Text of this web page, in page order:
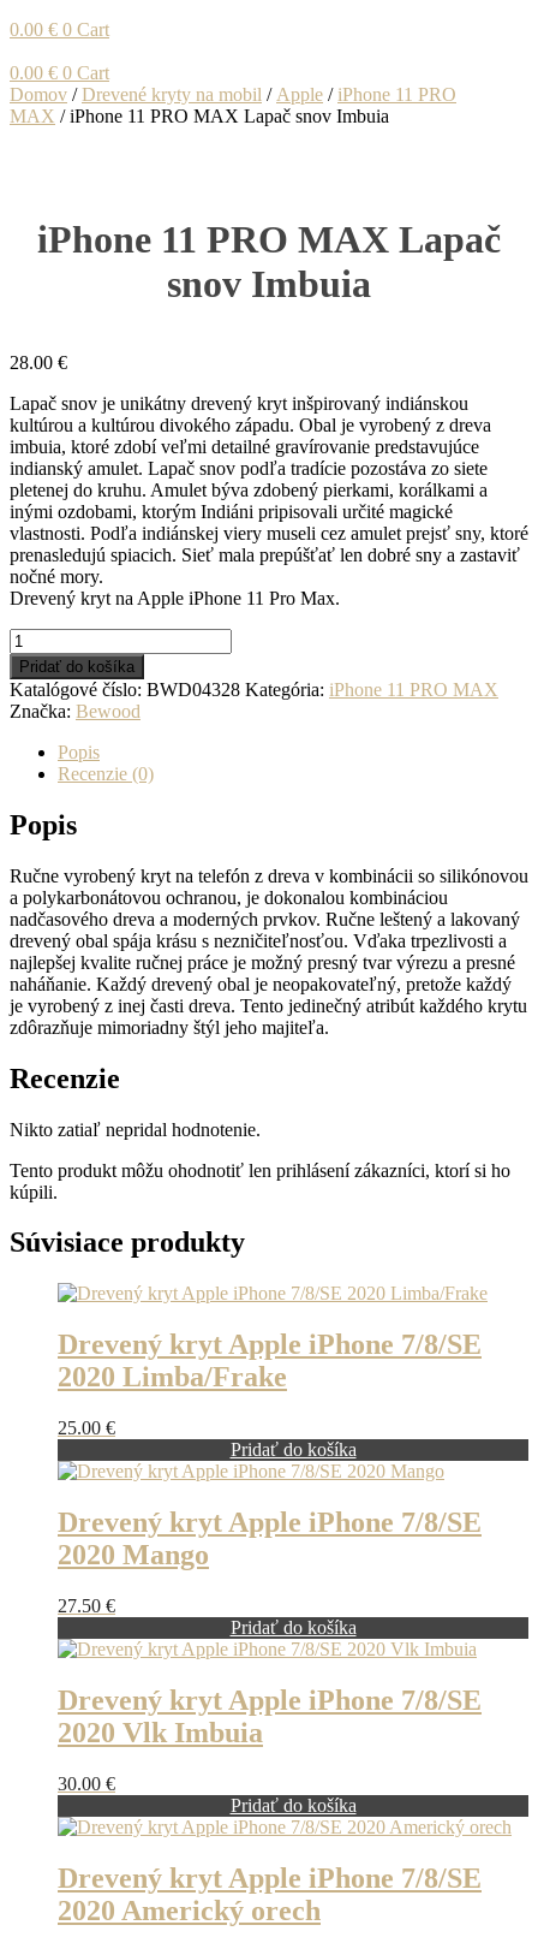
0.00 € 0 Cart
0.00 € 0 Cart
Domov /Drevené kryty na mobil / Apple / iPhone 11 PRO
MAX / iPhone 11 PRO MAX Lapač snov Imbuia
iPhone 11 PRO MAX Lapač
snov Imbuia
28.00 €
Lapač snov je unikátny drevený kryt inšpirovaný indiánskou
kultúrou a kultúrou divokého západu. Obal je vyrobený z dreva
imbuia, ktoré zdobí veľmi detailné gravírovanie predstavujúce
indianský amulet. Lapač snov podľa tradície pozostáva zo siete
pletenej do kruhu. Amulet býva zdobený pierkami, korálkami a
inými ozdobami, ktorým Indiáni pripisovali určité magické
vlastnosti. Podľa indiánskej viery museli cez amulet prejsť sny, ktoré
prenasledujú spiacich. Sieť mala prepúšťať len dobré sny a zastaviť
nočné mory.
Drevený kryt na Apple iPhone 11 Pro Max.
množstvo
iPhone
11
PRO
MAX
Lapač
snov
Imbuia
Pridať do košíka
Katalógové číslo: BWD04328 Kategória: iPhone 11 PRO MAX
Značka: Bewood
Popis
Recenzie (0)
Popis
Ručne vyrobený kryt na telefón z dreva v kombinácii so silikónovou
a polykarbonátovou ochranou, je dokonalou kombináciou
nadčasového dreva a moderných prvkov. Ručne leštený a lakovaný
drevený obal spája krásu s nezničiteľnosťou. Vďaka trpezlivosti a
najlepšej kvalite ručnej práce je možný presný tvar výrezu a presné
naháňanie. Každý drevený obal je neopakovateľný, pretože každý
je vyrobený z inej časti dreva. Tento jedinečný atribút každého krytu
zdôrazňuje mimoriadny štýl jeho majiteľa.
Recenzie
Nikto zatiaľ nepridal hodnotenie.
Tento produkt môžu ohodnotiť len prihlásení zákazníci, ktorí si ho
kúpili.
Súvisiace produkty
Drevený kryt Apple iPhone 7/8/SE
2020 Limba/Frake
25.00 €
Pridať do košíka
Drevený kryt Apple iPhone 7/8/SE
2020 Mango
27.50 €
Pridať do košíka
Drevený kryt Apple iPhone 7/8/SE
2020 Vlk Imbuia
30.00 €
Pridať do košíka
Drevený kryt Apple iPhone 7/8/SE
2020 Americký orech